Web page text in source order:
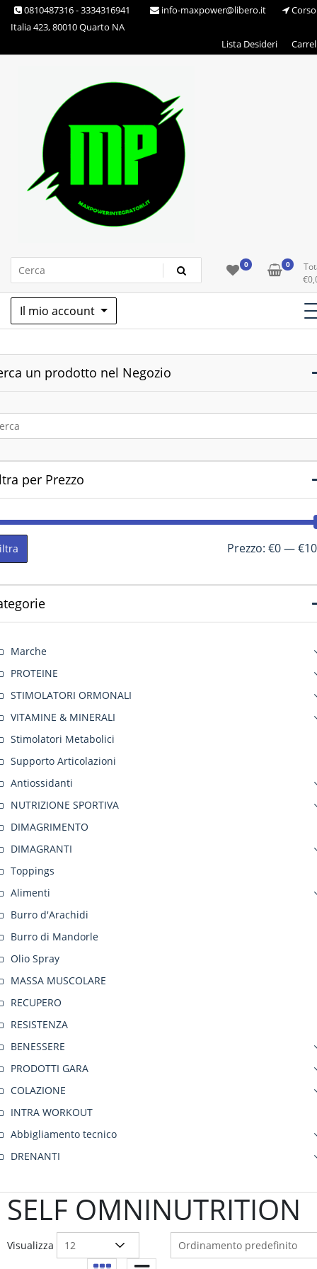
Skip 0810487316 - 3334316941 info-maxpower@libero.it
Corso
Italia 423, 80010 Quarto NA
Lista Desideri
Max Power Integratori 0 0
€
Il mio account
SELF OMNINUTRITION
Visualizza
un prodotto nel Negozio
per Prezzo
Prezzo: €0—
Marche
PROTEINE
STIMOLATORI ORMONALI
VITAMINE & MINERALI
Stimolatori Metabolici
Supporto Articolazioni
Antiossidanti
NUTRIZIONE SPORTIVA
DIMAGRIMENTO
DIMAGRANTI
Toppings
Alimenti
Burro d'Arachidi
Burro di Mandorle
Olio Spray
MASSA MUSCOLARE
RECUPERO
RESISTENZA
BENESSERE
PRODOTTI GARA
COLAZIONE
INTRA WORKOUT
Abbigliamento tecnico
DRENANTI